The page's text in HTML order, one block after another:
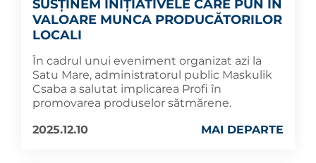
SUSȚINEM INIȚIATIVELE CARE PUN ÎN
VALOARE MUNCA PRODUCĂTORILOR
LOCALI
În cadrul unui eveniment organizat azi la
Satu Mare, administratorul public Maskulik
Csaba a salutat implicarea Profi în
promovarea produselor sătmărene.
2025.12.10
MAI DEPARTE